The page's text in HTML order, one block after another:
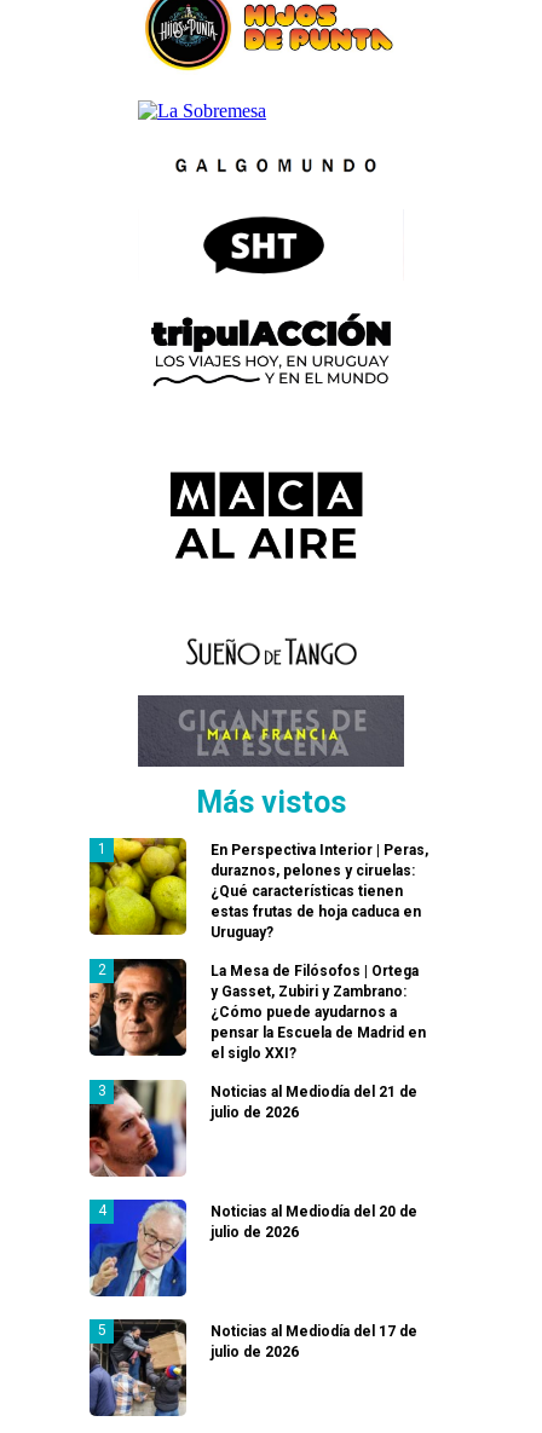
Más vistos
En Perspectiva Interior | Peras,
duraznos, pelones y ciruelas:
¿Qué características tienen
estas frutas de hoja caduca en
Uruguay?
La Mesa de Filósofos | Ortega
y Gasset, Zubiri y Zambrano:
¿Cómo puede ayudarnos a
pensar la Escuela de Madrid en
el siglo XXI?
Noticias al Mediodía del 21 de
julio de 2026
Noticias al Mediodía del 20 de
julio de 2026
Noticias al Mediodía del 17 de
julio de 2026